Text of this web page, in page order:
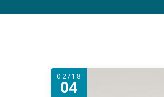
02/18
04